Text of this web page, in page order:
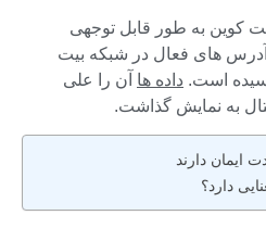
کوین به طور قابل توجهی
آدرس های فعال در شبکه بیت
داده ها آن را علی
به نمایش گذاشت.
ایمان دارند
دارد؟